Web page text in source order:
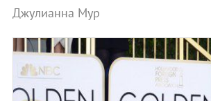
Джулианна Мур